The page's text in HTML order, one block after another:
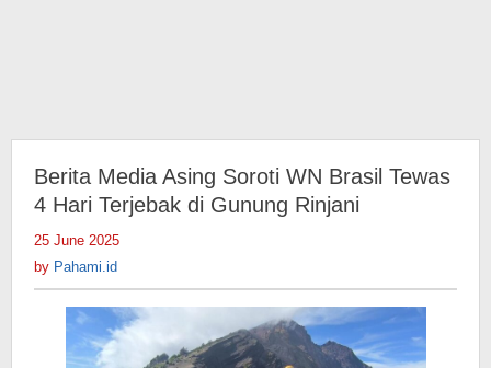
Berita Media Asing Soroti WN Brasil Tewas
4 Hari Terjebak di Gunung Rinjani
25 June 2025
by Pahami.id